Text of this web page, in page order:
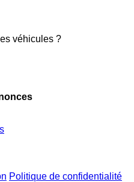
véhicules ?
Politique de confidentialité